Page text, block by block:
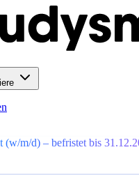
(w/m/d) – befristet bis